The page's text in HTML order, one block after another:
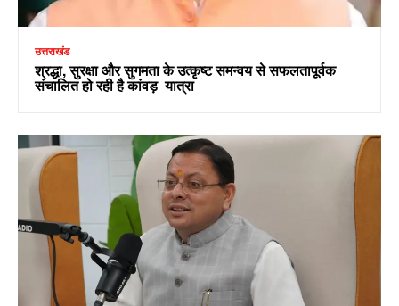
उत्तराखंड
श्रद्धा, सुरक्षा और सुगमता के उत्कृष्ट समन्वय से सफलतापूर्वक
संचालित हो रही है कांवड़ यात्रा